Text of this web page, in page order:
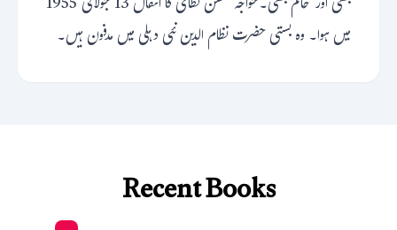
میں ہوا۔ وہ بستی حضرت نظام الدین نئی دہلی میں مدفون ہیں۔
Recent Books